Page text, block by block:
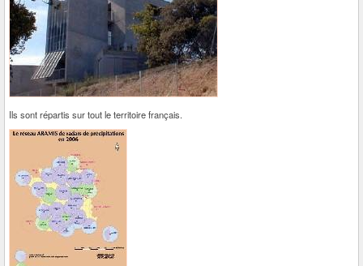
Ils sont répartis sur tout le territoire français.